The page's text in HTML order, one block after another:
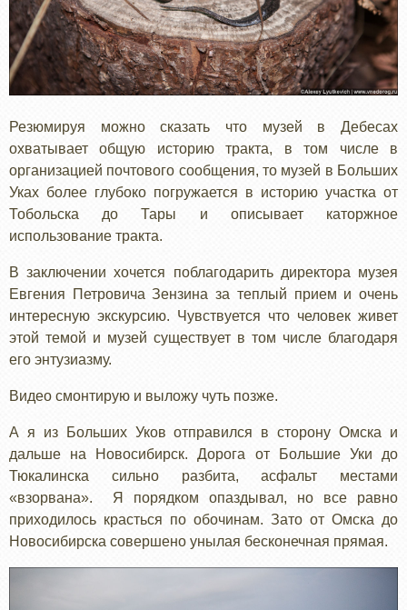
Резюмируя можно сказать что музей в Дебесах
охватывает общую историю тракта, в том числе в
организацией почтового сообщения, то музей в Больших
Уках более глубоко погружается в историю участка от
Тобольска до Тары и описывает каторжное
использование тракта.
В заключении хочется поблагодарить директора музея
Евгения Петровича Зензина за теплый прием и очень
интересную экскурсию. Чувствуется что человек живет
этой темой и музей существует в том числе благодаря
его энтузиазму.
Видео смонтирую и выложу чуть позже.
А я из Больших Уков отправился в сторону Омска и
дальше на Новосибирск. Дорога от Большие Уки до
Тюкалинска сильно разбита, асфальт местами
«взорвана». Я порядком опаздывал, но все равно
приходилось красться по обочинам. Зато от Омска до
Новосибирска совершено унылая бесконечная прямая.